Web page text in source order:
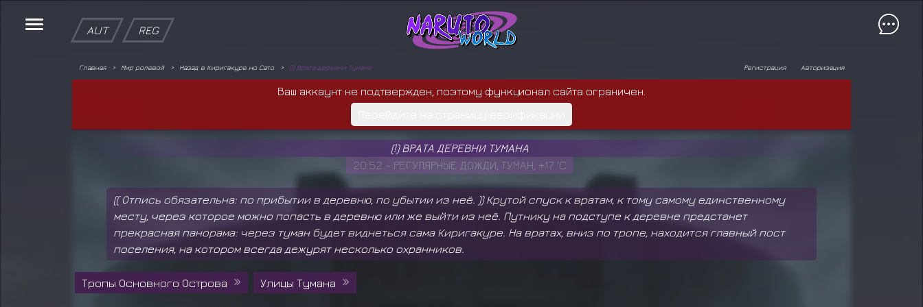
AUT REG
Главная Мир ролевой Назад в Киригакуре но Сато (!) Врата деревни Тумана Авторизация
Регистрация
Ваш аккаунт не подтвержден, поэтому функционал сайта ограничен.
(!) ВРАТА ДЕРЕВНИ ТУМАНА
20:52 - РЕГУЛЯРНЫЕ ДОЖДИ, ТУМАН, +17 'C
(( Отпись обязательна: по прибытии в деревню, по убытии из неё. )) Крутой спуск к вратам, к тому самому единственному
месту, через которое можно попасть в деревню или же выйти из неё. Путнику на подступе к деревне предстанет
прекрасная панорама: через туман будет виднеться сама Киригакуре. На вратах, вниз по тропе, находится главный пост
поселения, на котором всегда дежурят несколько охранников.
Тропы Основного Острова Улицы Тумана